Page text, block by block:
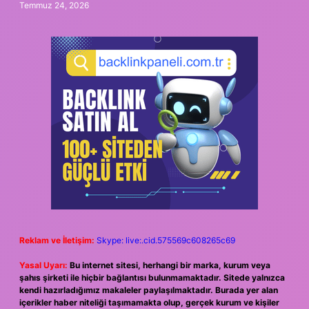
Temmuz 24, 2026
Reklam ve İletişim: Skype: live:.cid.575569c608265c69
Yasal Uyarı: Bu internet sitesi, herhangi bir marka, kurum veya
şahıs şirketi ile hiçbir bağlantısı bulunmamaktadır. Sitede yalnızca
kendi hazırladığımız makaleler paylaşılmaktadır. Burada yer alan
içerikler haber niteliği taşımamakta olup, gerçek kurum ve kişiler